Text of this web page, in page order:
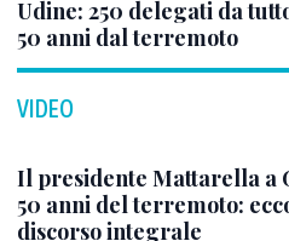
Udine: 250 delegati da
50 anni dal terremoto
VIDEO
Il presidente Mattarella a
50 anni del terremoto:
discorso integrale